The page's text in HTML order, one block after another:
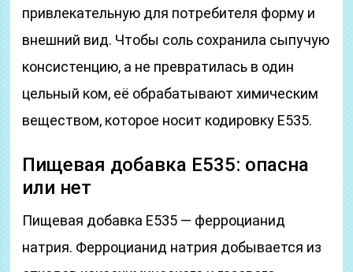
привлекательную для потребителя форму и
внешний вид. Чтобы соль сохранила сыпучую
консистенцию, а не превратилась в один
цельный ком, её обрабатывают химическим
веществом, которое носит кодировку Е535.
Пищевая добавка Е535: опасна
или нет
Пищевая добавка Е535 — ферроцианид
натрия. Ферроцианид натрия добывается из